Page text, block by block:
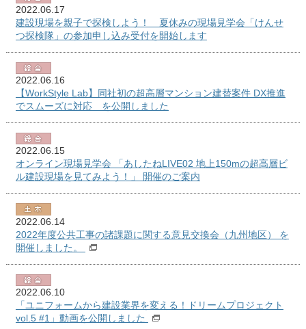
2022.06.17
建設現場を親子で探検しよう！ 夏休みの現場見学会「けんせ
つ探検隊」の参加申し込み受付を開始します
2022.06.16
【WorkStyle Lab】同社初の超高層マンション建替案件 DX推進
でスムーズに対応 を公開しました
2022.06.15
オンライン現場見学会 「あしたねLIVE02 地上150mの超高層ビ
ル建設現場を見てみよう！」 開催のご案内
2022.06.14
2022年度公共工事の諸課題に関する意見交換会（九州地区） を
開催しました。
2022.06.10
「ユニフォームから建設業界を変える！ドリームプロジェクト
vol.5 #1」動画を公開しました